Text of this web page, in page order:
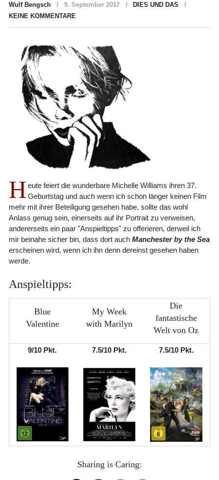
Wulf Bengsch 9. September 2017
DIES UND DAS
KEINE KOMMENTARE
H eute feiert die wunderbare Michelle Williams ihren 37.
Geburtstag und auch wenn ich schon länger keinen Film
mehr mit ihrer Beteiligung gesehen habe, sollte das wohl
Anlass genug sein, einerseits auf ihr Portrait zu verweisen,
andererseits ein paar "Anspieltipps" zu offerieren, derweil ich
mir beinahe sicher bin, dass dort auch Manchester by the Sea
erscheinen wird, wenn ich ihn denn dereinst gesehen haben
werde.
Anspieltipps:
Blue
Valentine
My Week
with Marilyn
Die
fantastische
Welt von Oz
9/10 Pkt. 7.5/10 Pkt. 7.5/10 Pkt.
Sharing is Caring: